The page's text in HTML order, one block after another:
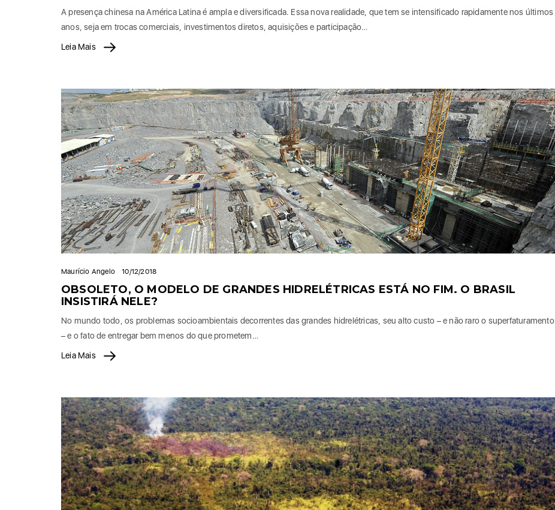
A presença chinesa na América Latina é ampla e diversificada. Essa nova realidade, que tem se intensificado rapidamente nos últimos
anos, seja em trocas comerciais, investimentos diretos, aquisições e participação…
Leia Mais
Maurício Angelo 10/12/2018
OBSOLETO, O MODELO DE GRANDES HIDRELÉTRICAS ESTÁ NO FIM. O BRASIL
INSISTIRÁ NELE?
No mundo todo, os problemas socioambientais decorrentes das grandes hidrelétricas, seu alto custo – e não raro o superfaturamento
– e o fato de entregar bem menos do que prometem…
Leia Mais